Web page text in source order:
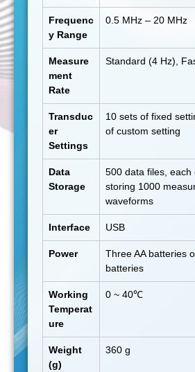
Frequenc
y Range
0.5 MHz – 20 MHz
Measure
ment
Rate
Standard (4 Hz),
Transduc
er
Settings
10 sets of fixed
of custom setting
Data
Storage
500 data files, each
storing 1000
waveforms
Interface USB
Power
Three AA batteries
batteries
Working
Temperat
ure
0 ~ 40℃
Weight
(g)
360 g